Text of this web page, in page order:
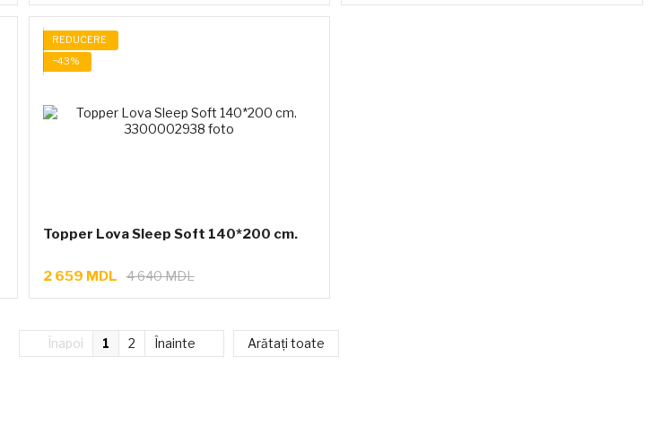
REDUCERE
−43%
Topper Lova Sleep Soft 140*200 cm.
4 640 MDL
2 659 MDL
Înapoi 1 2 Înainte Arătați toate